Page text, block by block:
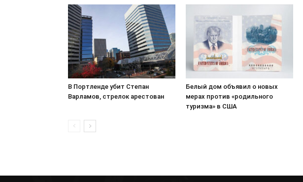
В Портленде убит Степан
Варламов, стрелок арестован
Белый дом объявил о новых
мерах против «родильного
туризма» в США